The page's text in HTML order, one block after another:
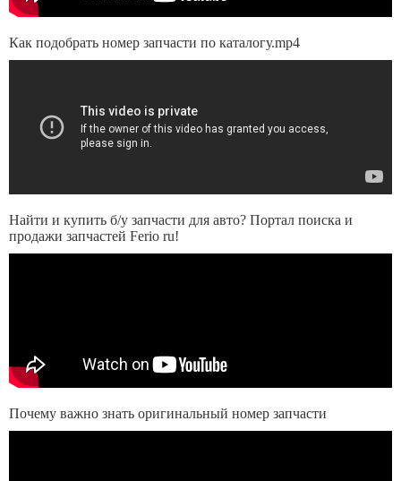
Как подобрать номер запчасти по каталогу.mp4
Найти и купить б/у запчасти для авто? Портал поиска и
продажи запчастей Ferio ru!
Почему важно знать оригинальный номер запчасти